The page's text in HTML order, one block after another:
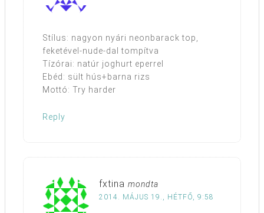
Stílus: nagyon nyári neonbarack top,
feketével-nude-dal tompítva
Tízórai: natúr joghurt eperrel
Ebéd: sült hús+barna rizs
Mottó: Try harder
Reply
fxtina mondta
2014. MÁJUS 19., HÉTFŐ, 9:58